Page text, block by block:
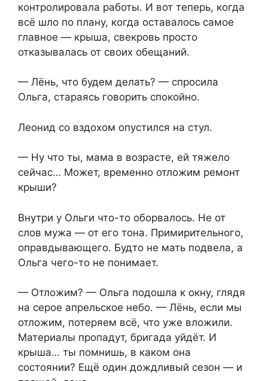
контролировала работы. И вот теперь, когда
всё шло по плану, когда оставалось самое
главное — крыша, свекровь просто
отказывалась от своих обещаний.
— Лёнь, что будем делать? — спросила
Ольга, стараясь говорить спокойно.
Леонид со вздохом опустился на стул.
— Ну что ты, мама в возрасте, ей тяжело
сейчас… Может, временно отложим ремонт
крыши?
Внутри у Ольги что-то оборвалось. Не от
слов мужа — от его тона. Примирительного,
оправдывающего. Будто не мать подвела, а
Ольга чего-то не понимает.
— Отложим? — Ольга подошла к окну, глядя
на серое апрельское небо. — Лёнь, если мы
отложим, потеряем всё, что уже вложили.
Материалы пропадут, бригада уйдёт. И
крыша… ты помнишь, в каком она
состоянии? Ещё один дождливый сезон — и